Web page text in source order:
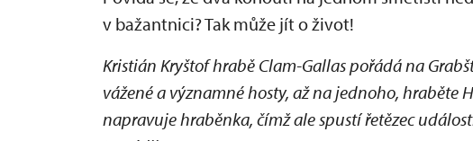
v bažantnici? Tak může jít o život!
Kristián Kryštof hrabě Clam-Gallas pořádá na
vážené a významné hosty, až na jednoho,
napravuje hraběnka, čímž ale spustí řetězec